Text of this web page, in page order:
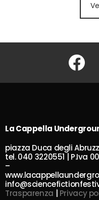
La Cappella
piazza Duca degli
tel. 040 3220551 | P.Iva
–
Trasparenza | Privacy